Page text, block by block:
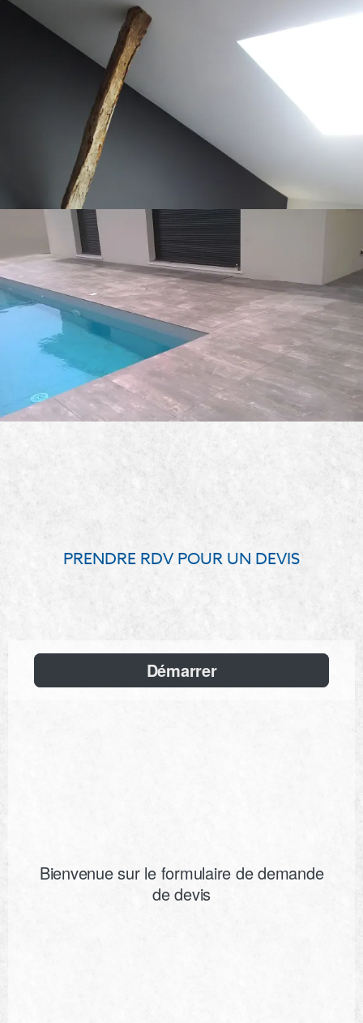
PRENDRE RDV POUR UN DEVIS